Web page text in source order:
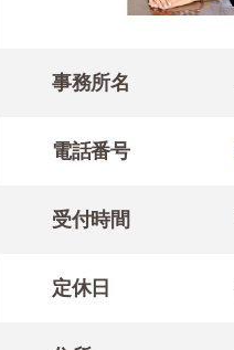
事務所名
電話番号
受付時間
定休日